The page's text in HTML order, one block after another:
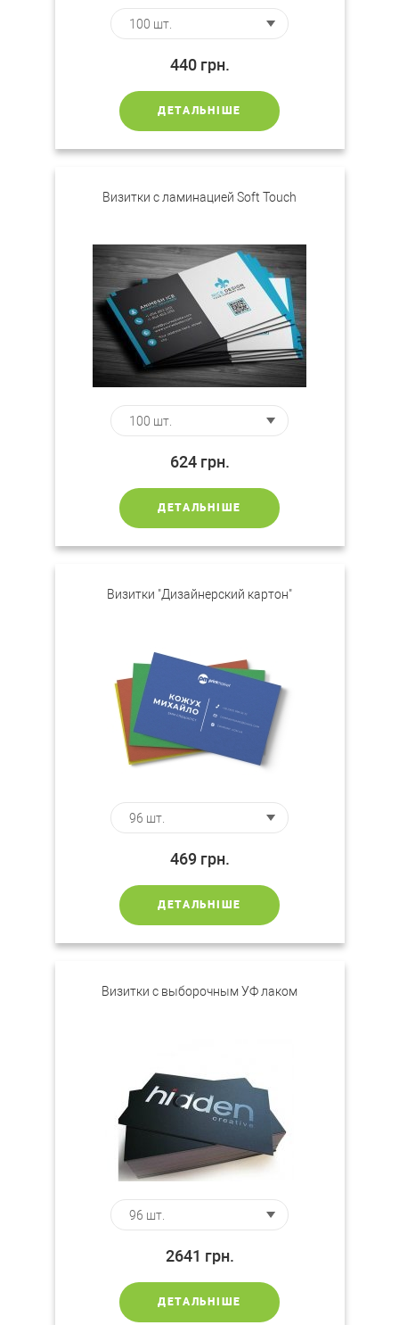
440 грн.
ДЕТАЛЬНІШЕ
Визитки с ламинацией Soft Touch
624 грн.
ДЕТАЛЬНІШЕ
Визитки "Дизайнерский картон"
469 грн.
ДЕТАЛЬНІШЕ
Визитки с выборочным УФ лаком
2641 грн.
ДЕТАЛЬНІШЕ